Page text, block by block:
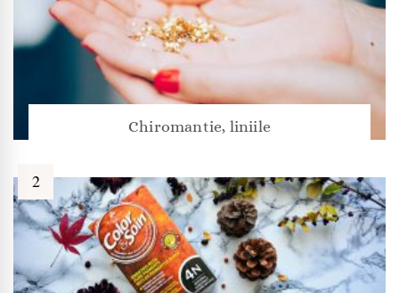
Chiromantie, liniile